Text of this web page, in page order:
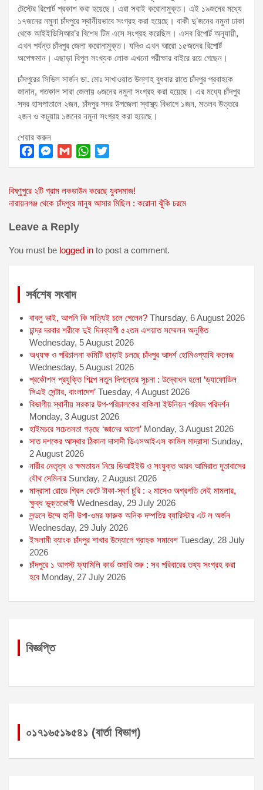
টেস্টের রিপোর্ট প্রকাশ করা হয়েছে। এরা সবাই করোনামুক্ত। এই ১৯জনের মধ্যে
১৭জনের নমুনা চাঁদপুরে স্থানীয়ভাবে সংগ্রহ করা হয়েছে। বাকী দু’জনের নমুনা ঢাকা
থেকে আইইডিসিআর’র বিশেষ টিম এসে সংগ্রহ করেছিল। এসব রিপোর্ট অনুযায়ী,
এখন পর্যন্ত চাঁদপুর জেলা করোনামুক্ত। যদিও এখন আরো ১৫জনের রিপোর্ট
অপেক্ষমান। এছাড়া বিপুল সংখ্যক লোক এখনো পরীক্ষার বাইরে রয়ে গেছেন।
চাঁদপুরের সিভিল সার্জন ডা. মোঃ সাখাওয়াত উল্লাহ বুধবার রাতে চাঁদপুর প্রবাহকে
জানান, গতকাল সারা জেলায় ৬জনের নমুনা সংগ্রহ করা হয়েছে। এর মধ্যে চাঁদপুর
সদর হাসপাতালে ২জন, চাঁদপুর সদর উপজেলা স্বাস্থ্য বিভাগে ১জন, মতলব উত্তরে
২জন ও কচুয়ায় ১জনের নমুনা সংগ্রহ করা হয়েছে।
শেয়ার করুন
F
c
e
o
M
s
s
g
G
a
i
W
a
t
A
p
T
i
t
r
Post
navigation
বিষ্ণুপুরে ২টি গ্রাম লকডাউন করেছে যুবসমাজ!
নারায়নগঞ্জ থেকে চাঁদপুরে মানুষ আসার মিছিল : করোনা ঝুঁকি চরমে
Leave a Reply
You must be logged in to post a comment.
সর্বশেষ সংবাদ
বাবলু ভাই, আপনি কি সত্যিই চলে গেলেন? Thursday, 6 August 2026
চান্দ্র দরবার শরীফে দুই দিনব্যাপী ৫২তম এশয়াত সম্মেলন অনুষ্ঠিত
Wednesday, 5 August 2026
অধ্যক্ষ ও পরিচালনা কমিটি ছাড়াই চলছে চাঁদপুর আদর্শ হোমিওপ্যাথি কলেজ
Wednesday, 5 August 2026
প্রকৌশল প্রযুক্তি শিল্পে নতুন দিগন্তের সূচনা : উদ্বোধন হলো ‘ড্যাফোডিল
সিএই সেন্টার, বাংলাদেশ’ Tuesday, 4 August 2026
বিভাগীয় স্থানীয় সরকার উপ-পরিচালকের বাকিলা ইউনিয়ন পরিষদ পরিদর্শন
Monday, 3 August 2026
হাইমচরে সচেতনতা গড়ছে ‘জ্ঞানের আলো’ Monday, 3 August 2026
সাত দশকের আস্থার ঠিকানা দাসাদী ডিএসআইএস কামিল মাদ্রাসা Sunday,
2 August 2026
নারীর নেতৃত্ব ও ক্ষমতায়ন নিয়ে ডিআইইউ ও সংযুক্ত আরব আমিরাত দূতাবাসের
যৌথ সেমিনার Sunday, 2 August 2026
মাদ্রাসা রোডে গ্রিল কেটে টাকা-স্বর্ণ চুরি : ২ মাসেও অগ্রগতি নেই মামলার,
ক্ষুব্ধ ভুক্তভোগী Wednesday, 29 July 2026
লন্ডনে উম্মে হানী উপা-ওমর ফারুক অনিক দম্পতির ব্যারিস্টার এট ল অর্জন
Wednesday, 29 July 2026
ইসলামী ব্যাংক চাঁদপুর শাখার উদ্যোগে গ্রাহক সমাবেশ Tuesday, 28 July
2026
চাঁদপুরে ১ আগস্ট ফ্যামিলি কার্ড শুমারি শুরু : সব পরিবারের তথ্য সংগ্রহ করা
হবে Monday, 27 July 2026
বিজ্ঞপ্তি
০১৭১৬৫১৯৫৪১ (বার্তা বিভাগ)